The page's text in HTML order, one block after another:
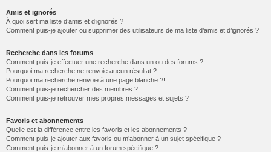
Amis et ignorés
À quoi sert ma liste d’amis et d’ignorés ?
Comment puis-je ajouter ou supprimer des utilisateurs de ma liste d’amis et d’ignorés ?
Recherche dans les forums
Comment puis-je effectuer une recherche dans un ou des forums ?
Pourquoi ma recherche ne renvoie aucun résultat ?
Pourquoi ma recherche renvoie à une page blanche ?!
Comment puis-je rechercher des membres ?
Comment puis-je retrouver mes propres messages et sujets ?
Favoris et abonnements
Quelle est la différence entre les favoris et les abonnements ?
Comment puis-je ajouter aux favoris ou m’abonner à un sujet spécifique ?
Comment puis-je m’abonner à un forum spécifique ?